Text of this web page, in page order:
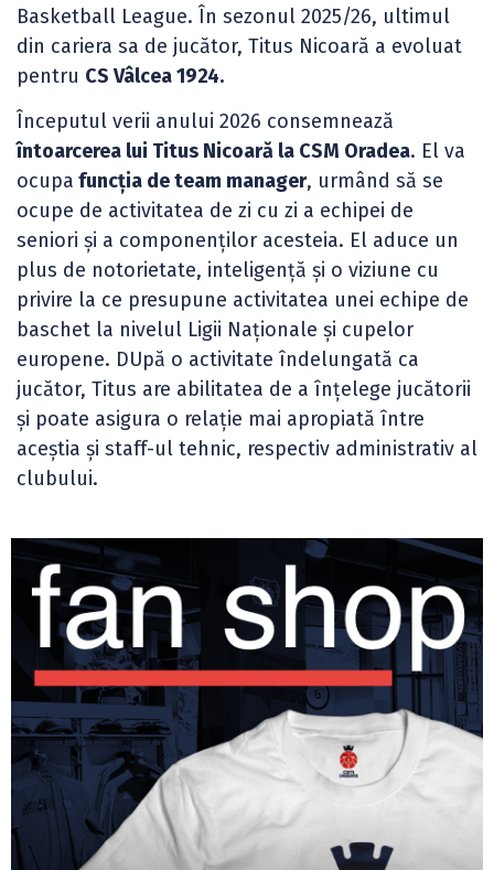
Basketball League. În sezonul 2025/26, ultimul
din cariera sa de jucător, Titus Nicoară a evoluat
pentru CS Vâlcea 1924.
Începutul verii anului 2026 consemnează
întoarcerea lui Titus Nicoară la CSM Oradea. El va
ocupa funcția de team manager, urmând să se
ocupe de activitatea de zi cu zi a echipei de
seniori și a componenților acesteia. El aduce un
plus de notorietate, inteligență și o viziune cu
privire la ce presupune activitatea unei echipe de
baschet la nivelul Ligii Naționale și cupelor
europene. DUpă o activitate îndelungată ca
jucător, Titus are abilitatea de a înțelege jucătorii
și poate asigura o relație mai apropiată între
aceștia și staff-ul tehnic, respectiv administrativ al
clubului.